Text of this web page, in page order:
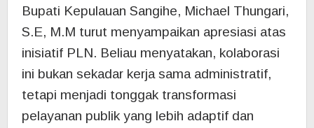
Bupati Kepulauan Sangihe, Michael Thungari,
S.E, M.M turut menyampaikan apresiasi atas
inisiatif PLN. Beliau menyatakan, kolaborasi
ini bukan sekadar kerja sama administratif,
tetapi menjadi tonggak transformasi
pelayanan publik yang lebih adaptif dan